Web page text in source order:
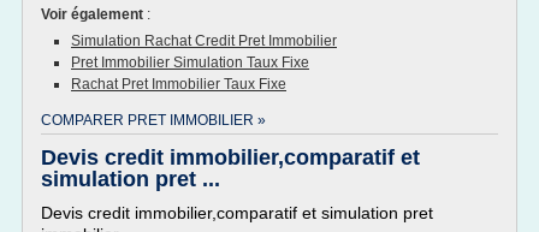
Voir également :
Simulation Rachat Credit Pret Immobilier
Pret Immobilier Simulation Taux Fixe
Rachat Pret Immobilier Taux Fixe
COMPARER PRET IMMOBILIER »
Devis credit immobilier,comparatif et
simulation pret ...
Devis credit immobilier,comparatif et simulation pret